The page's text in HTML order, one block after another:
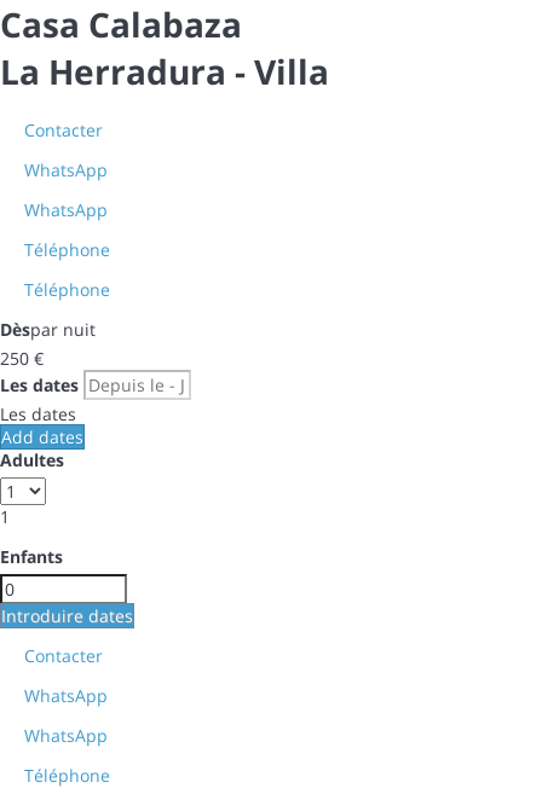
Casa Calabaza
La Herradura -Villa
Contacter
WhatsApp
WhatsApp
Téléphone
Téléphone
Dèspar nuit
250 €
Les dates
Les dates
Add dates
Adultes
1
Enfants
Introduire dates
Contacter
WhatsApp
WhatsApp
Téléphone